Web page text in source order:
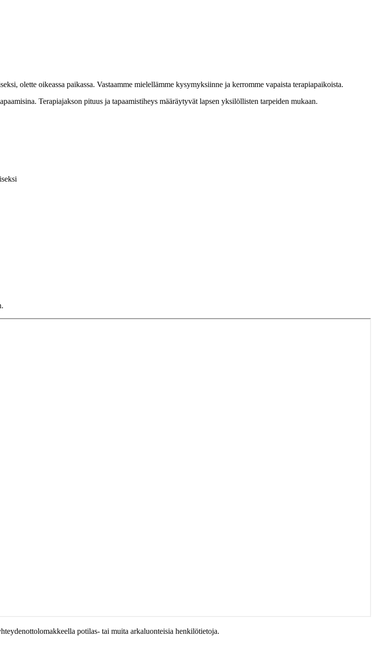
olette oikeassa paikassa. Vastaamme mielellämme kysymyksiinne ja kerromme vapaista terapiapaikoista.
Terapiajakson pituus ja tapaamistiheys määräytyvät lapsen yksilöllisten tarpeiden mukaan.
potilas- tai muita arkaluonteisia henkilötietoja.